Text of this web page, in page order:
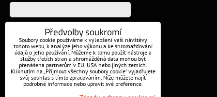
Předvolby soukromí
Soubory cookie používáme k vylepšení vaší návštěvy
tohoto webu, k analýze jeho výkonu a ke shromažďování
údajů o jeho používání. Můžeme k tomu použít nástroje a
služby třetích stran a shromážděná data mohou být
přenášena partnerům v EU, USA nebo jiných zemích.
Kliknutím na „Přijmout všechny soubory cookie“ vyjadřujete
svůj souhlas s tímto zpracováním. Níže můžete najít
podrobné informace nebo upravit své preference.